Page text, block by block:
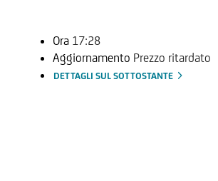
Ora 17:28
Aggiornamento Prezzo ritardato
DETTAGLI SUL SOTTOSTANTE